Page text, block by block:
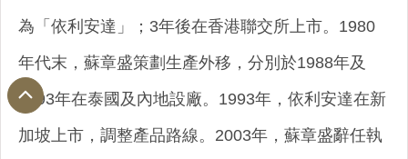
為「依利安達」；3年後在香港聯交所上市。1980
年代末，蘇章盛策劃生產外移，分別於1988年及
1993年在泰國及內地設廠。1993年，依利安達在新
加坡上市，調整產品路線。2003年，蘇章盛辭任執